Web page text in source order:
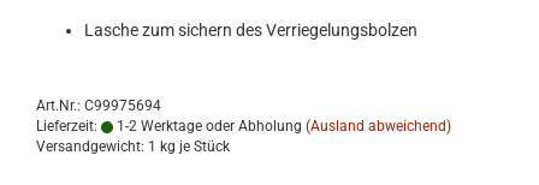
La­sche zum si­chern des Ver­rie­ge­lungs­bol­zen
Art.Nr.: C99975694
Lieferzeit:
1-2 Werktage oder Abholung (Ausland abweichend)
Versandgewicht: 1 kg je Stück